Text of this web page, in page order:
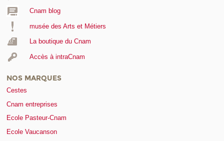
Cnam blog
musée des Arts et Métiers
La boutique du Cnam
Accès à intraCnam
NOS MARQUES
Cestes
Cnam entreprises
Ecole Pasteur-Cnam
Ecole Vaucanson